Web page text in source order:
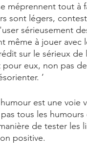
méprennent tout à
sont légers,
sérieusement
même à jouer avec
sur le sérieux
eux, non pas
’
est une voie
tous les
de tester les
positive.